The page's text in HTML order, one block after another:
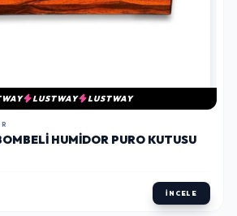
LUSTWAY LUSTWAY
HUMIDOR PURO KUTUSU
İNCELE